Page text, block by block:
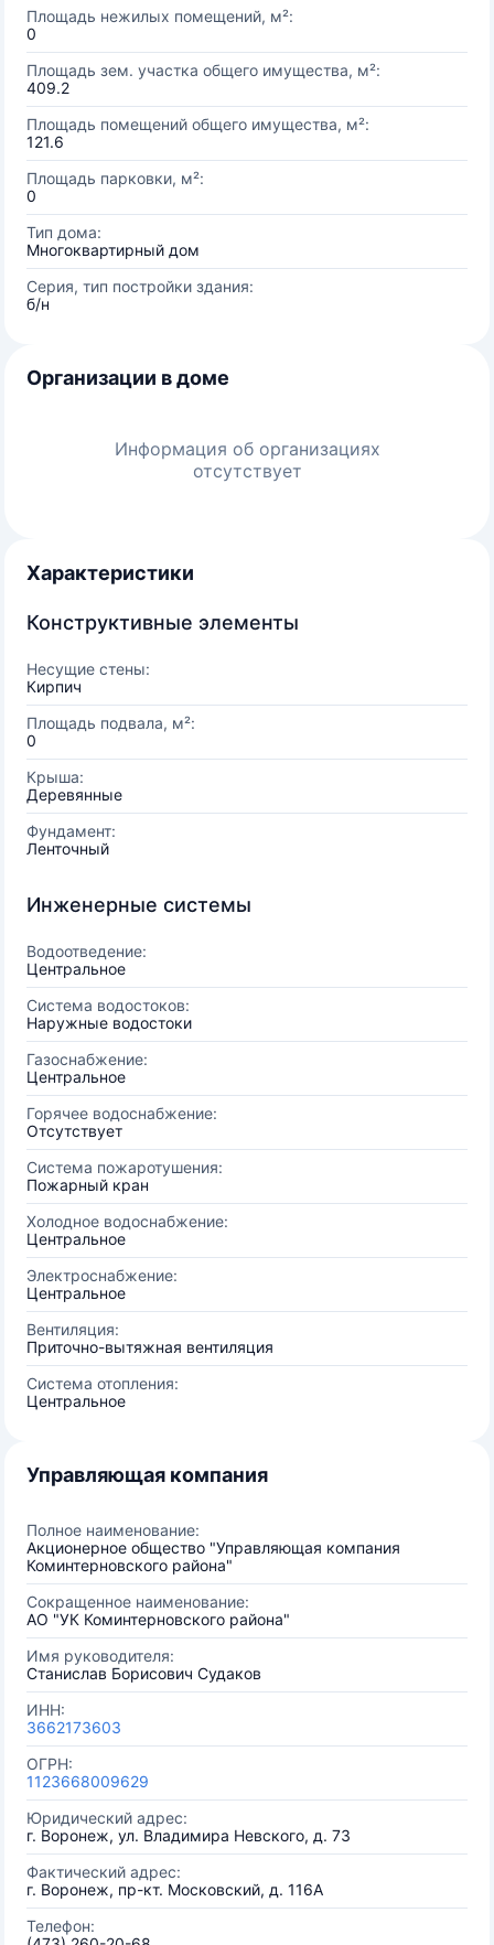
Площадь нежилых помещений, м²:
0
Площадь зем. участка общего имущества, м²:
409.2
Площадь помещений общего имущества, м²:
121.6
Площадь парковки, м²:
0
Тип дома:
Многоквартирный дом
Серия, тип постройки здания:
б/н
Организации в доме
Информация об организациях
отсутствует
Характеристики
Конструктивные элементы
Несущие стены:
Кирпич
Площадь подвала, м²:
0
Крыша:
Деревянные
Фундамент:
Ленточный
Инженерные системы
Водоотведение:
Центральное
Система водостоков:
Наружные водостоки
Газоснабжение:
Центральное
Горячее водоснабжение:
Отсутствует
Система пожаротушения:
Пожарный кран
Холодное водоснабжение:
Центральное
Электроснабжение:
Центральное
Вентиляция:
Приточно-вытяжная вентиляция
Система отопления:
Центральное
Управляющая компания
Полное наименование:
Акционерное общество "Управляющая компания
Коминтерновского района"
Сокращенное наименование:
АО "УК Коминтерновского района"
Имя руководителя:
Станислав Борисович Судаков
ИНН:
3662173603
ОГРН:
1123668009629
Юридический адрес:
г. Воронеж, ул. Владимира Невского, д. 73
Фактический адрес:
г. Воронеж, пр-кт. Московский, д. 116А
Телефон: